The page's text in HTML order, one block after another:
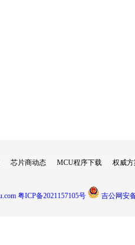
芯片商动态 MCU程序下载 权威方
粤ICP备2021157105号 吉公网安